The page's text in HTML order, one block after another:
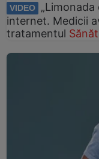
VIDEO
internet. Medicii
tratamentul